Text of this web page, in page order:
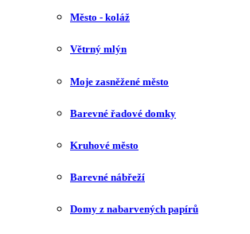
Město - koláž
Větrný mlýn
Moje zasněžené město
Barevné řadové domky
Kruhové město
Barevné nábřeží
Domy z nabarvených papírů